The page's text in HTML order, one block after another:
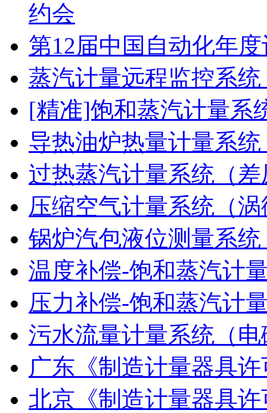
约会
第12届中国自动化年
蒸汽计量远程监控系
[精准]饱和蒸汽计量系
导热油炉热量计量系
过热蒸汽计量系统（
压缩空气计量系统（
锅炉汽包液位测量系
温度补偿-饱和蒸汽计
压力补偿-饱和蒸汽计
污水流量计量系统（
广东《制造计量器具
北京《制造计量器具